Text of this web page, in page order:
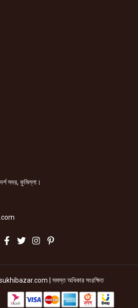
সদর, কুমিল্লা।
| সমস্ত অধিকার সংরক্ষিত